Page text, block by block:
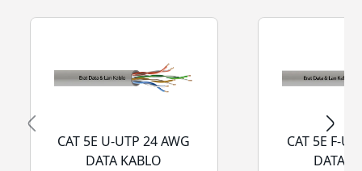
CAT 5E U-UTP 24 AWG
DATA KABLO
CAT 5E F-
DATA